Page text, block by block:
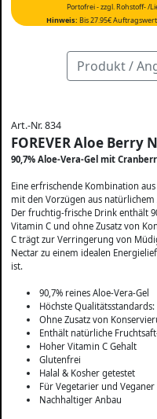
Portofrei - zzgl. Rohstoff- /
Hinweis: Bis 27.95€
Produkt /
Art.-Nr. 834
FOREVER Aloe Berry
90,7% Aloe-Vera-Gel mit
Eine erfrischende Kombination
mit den Vorzügen aus
Der fruchtig-frische Drink enthält
Vitamin C und ohne Zusatz von
C trägt zur Verringerung von
Nectar zu einem idealen
ist.
90,7% reines Aloe-Vera-Gel
Höchste
Ohne Zusatz von
Enthält natürliche
Hoher Vitamin C Gehalt
Glutenfrei
Halal & Kosher getestet
Für Vegetarier und
Nachhaltiger Anbau